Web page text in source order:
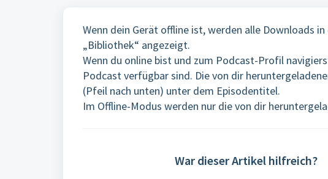
Wenn dein Gerät offline ist, werden alle Downloads
„Bibliothek“ angezeigt.
Wenn du online bist und zum Podcast-Profil
Podcast verfügbar sind. Die von dir
(Pfeil nach unten) unter dem Episodentitel.
Im Offline-Modus werden nur die von dir
War dieser Artikel hilfreich?